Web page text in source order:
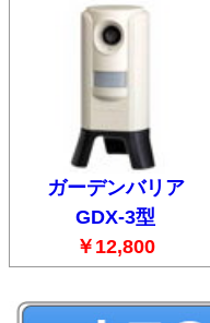
ガーデンバリア
GDX-3型
￥12,800